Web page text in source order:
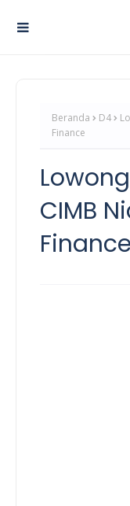
Beranda D4
Finance
CIMB
Finance